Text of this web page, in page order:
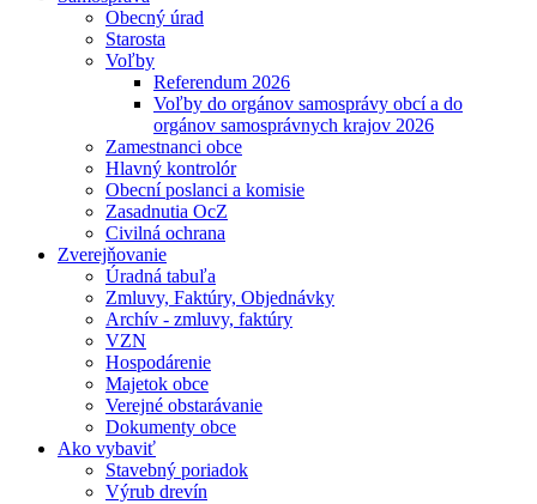
Obecný úrad
Starosta
Voľby
Referendum 2026
Voľby do orgánov samosprávy obcí a do
orgánov samosprávnych krajov 2026
Zamestnanci obce
Hlavný kontrolór
Obecní poslanci a komisie
Zasadnutia OcZ
Civilná ochrana
Zverejňovanie
Úradná tabuľa
Zmluvy, Faktúry, Objednávky
Archív - zmluvy, faktúry
VZN
Hospodárenie
Majetok obce
Verejné obstarávanie
Dokumenty obce
Ako vybaviť
Stavebný poriadok
Výrub drevín